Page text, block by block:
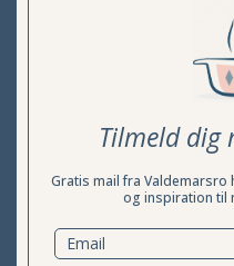
Tilmeld dig
Gratis mail fra
og inspiration til